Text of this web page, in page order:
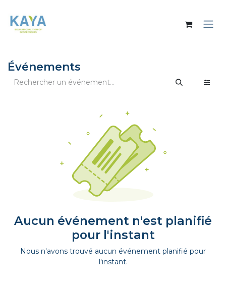
Événements
Aucun événement n'est planifié
pour l'instant
Nous n'avons trouvé aucun événement planifié pour
l'instant.